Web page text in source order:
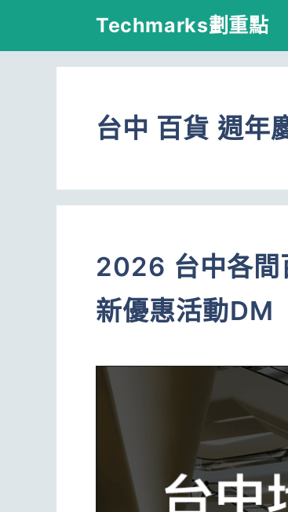
Techmarks劃重點
台中 百貨 週年
2026 台中各間
新優惠活動DM